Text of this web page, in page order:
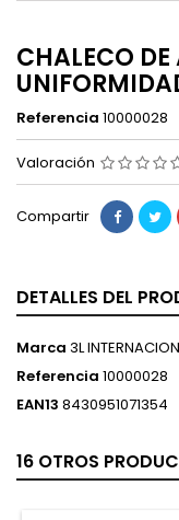
CHALECO DE
Referencia 10000028
Valoración
Compartir
DETALLES DEL
Marca 3L
Referencia 10000028
EAN13 8430951071354
16 OTROS